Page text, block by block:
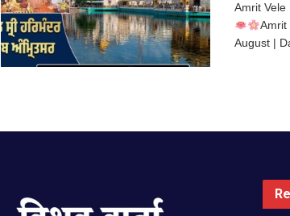
Amrit Vele
Amrit
August |